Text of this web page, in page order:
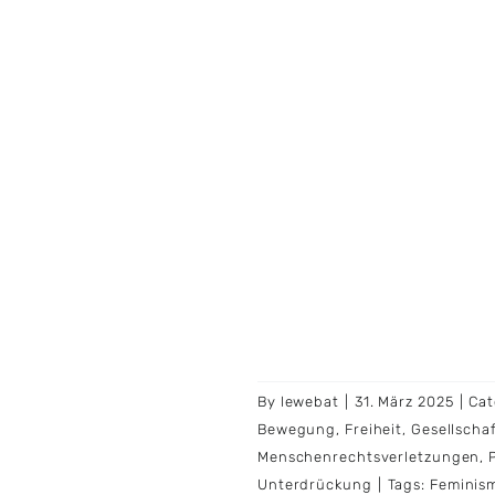
By lewebat 31. März 2025
Bewegung , Freiheit,
Menschenrechtsverletzungen ,
Unterdrückung
Tags: